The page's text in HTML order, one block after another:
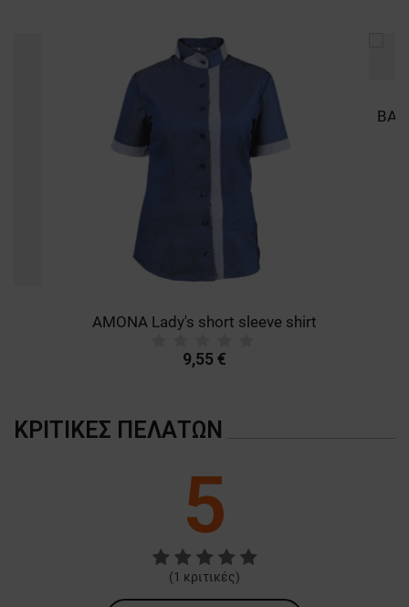
AMONA Lady's short sleeve shirt
9,55 €
ΚΡΙΤΙΚΈΣ ΠΕΛΑΤΏΝ
5
(1 κριτικές)